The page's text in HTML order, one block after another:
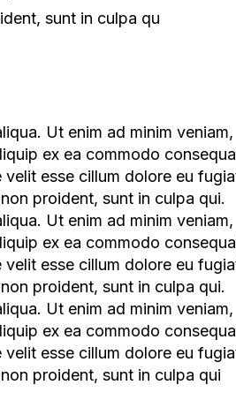
sunt in culpa qu
ex ea commodo
esse cillum dolore eu
proident, sunt in culpa qui.
Ut enim ad minim veniam,
ex ea commodo
esse cillum dolore eu
proident, sunt in culpa qui.
Ut enim ad minim veniam,
ex ea commodo
esse cillum dolore eu
proident, sunt in culpa qui